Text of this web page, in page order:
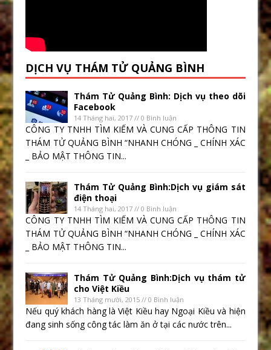
DỊCH VỤ THÁM TỬ QUẢNG BÌNH
Thám Tử Quảng Bình: Dịch vụ theo dõi
Facebook
14 Tháng hai, 2017 // 0 Bình luận
CÔNG TY TNHH TÌM KIẾM VÀ CUNG CẤP THÔNG TIN
THÁM TỬ QUẢNG BÌNH “NHANH CHÓNG _ CHÍNH XÁC
_ BẢO MẬT THÔNG TIN...
Thám Tử Quảng Bình:Dịch vụ giám sát
điện thoại
14 Tháng hai, 2017 // 0 Bình luận
CÔNG TY TNHH TÌM KIẾM VÀ CUNG CẤP THÔNG TIN
THÁM TỬ QUẢNG BÌNH “NHANH CHÓNG _ CHÍNH XÁC
_ BẢO MẬT THÔNG TIN...
Thám Tử Quảng Bình:Dịch vụ thám tử
cho Việt Kiều
13 Tháng mười, 2015 // 0 Bình luận
Nếu quý khách hàng là Việt Kiều hay Ngoại Kiều và hiện
đang sinh sống công tác làm ăn ở tại các nước trên...